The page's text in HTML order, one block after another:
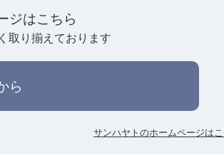
ジはこちら
取り揃えております
ら
サンハヤトのホームページは